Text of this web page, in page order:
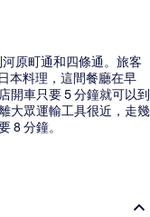
原町通和四條通。旅客
本料理，這間餐廳在早
開車只要 5 分鐘就可以到
大眾運輸工具很近，走幾
8 分鐘。